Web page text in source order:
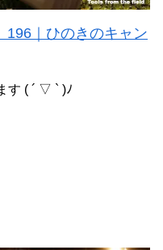
196｜ひのきのキャン
す ( ´ ▽ ` )ﾉ